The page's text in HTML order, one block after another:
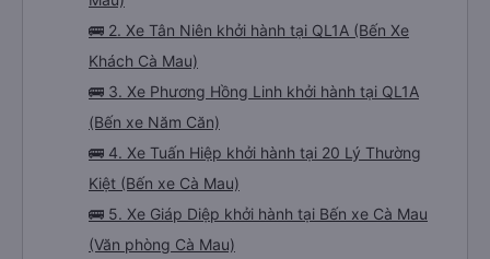
🚌 2. Xe Tân Niên khởi hành tại QL1A (Bến Xe
Khách Cà Mau)
🚌 3. Xe Phương Hồng Linh khởi hành tại QL1A
(Bến xe Năm Căn)
🚌 4. Xe Tuấn Hiệp khởi hành tại 20 Lý Thường
Kiệt (Bến xe Cà Mau)
🚌 5. Xe Giáp Diệp khởi hành tại Bến xe Cà Mau
(Văn phòng Cà Mau)